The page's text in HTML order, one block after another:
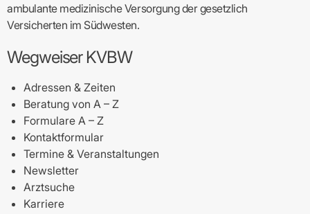
ambulante medizinische Versorgung der gesetzlich
Versicherten im Südwesten.
Wegweiser KVBW
Adressen & Zeiten
Beratung von A – Z
Formulare A – Z
Kontaktformular
Termine & Veranstaltungen
Newsletter
Arztsuche
Karriere